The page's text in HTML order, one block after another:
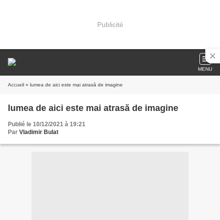
Publicité
MENU
Accueil » lumea de aici este mai atrasă de imagine
lumea de aici este mai atrasă de imagine
Publié le 10/12/2021 à 19:21
Par Vladimir Bulat